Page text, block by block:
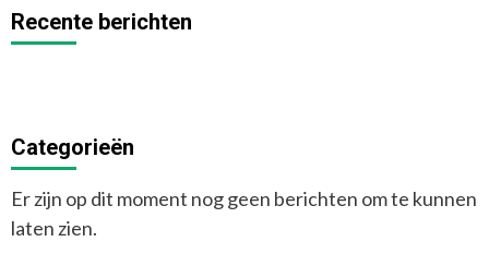
Recente berichten
Categorieën
Er zijn op dit moment nog geen berichten om te kunnen
laten zien.